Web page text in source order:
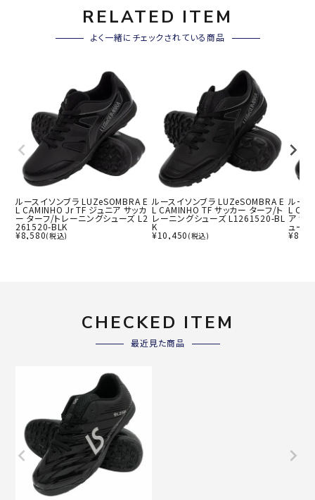
RELATED ITEM
よく一緒にチェックされている商品
ルースイソンブラ LUZeSOMBRA E
L CAMINHO Jr TF ジュニア サッカ
ー ターフ/トレーニングシューズ L2
261520-BLK
¥8,580(税込)
ルースイソンブラ LUZeSOMBRA E
L CAMINHO TF サッカー ターフ/ト
レーニングシューズ L1261520-BL
K
¥10,450 (税込)
ルー
L
ア サ
ュー
¥
CHECKED ITEM
最近見た商品